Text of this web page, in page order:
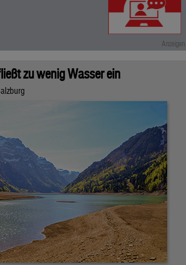
zu wenig Wasser ein